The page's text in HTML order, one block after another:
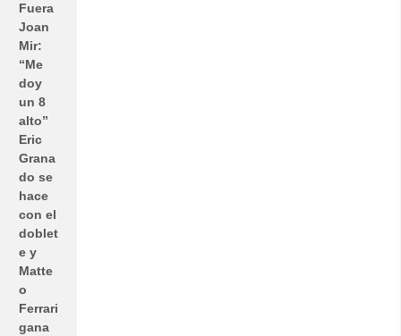
Fuera
Joan
Mir:
“Me
doy
un 8
alto”
Eric
Grana
do se
hace
con el
doblet
e y
Matte
o
Ferrari
gana